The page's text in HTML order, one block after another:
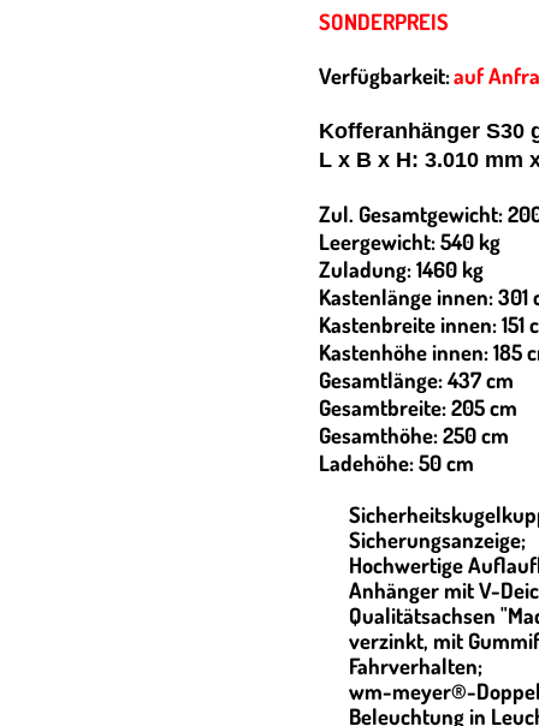
SONDERPREIS
Verfügbarkeit:auf
Kofferanhänger S30
L x B x H: 3.010 mm
Zul. Gesamtgewicht:
Leergewicht: 540 kg
Zuladung: 1460 kg
Kastenlänge innen: 301
Kastenbreite innen: 151
Kastenhöhe innen: 185
Gesamtlänge: 437 cm
Gesamtbreite: 205 cm
Gesamthöhe: 250 cm
Ladehöhe: 50 cm
Sicherungsanzeige;
Hochwertige
Anhänger mit V-
Qualitätsachsen
verzinkt, mit
Fahrverhalten;
wm-meyer®-
Beleuchtung in